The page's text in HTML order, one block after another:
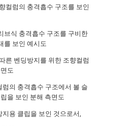
컬럼의 충격흡수 구조를 보인
브식 충격흡수 구조를 구비한
를 보인 예시도
른 벤딩방지를 위한 조향컬럼
도
의 충격흡수 구조에서 볼 슬
을 보인 분해 측면도
용 클립을 보인 것으로서,